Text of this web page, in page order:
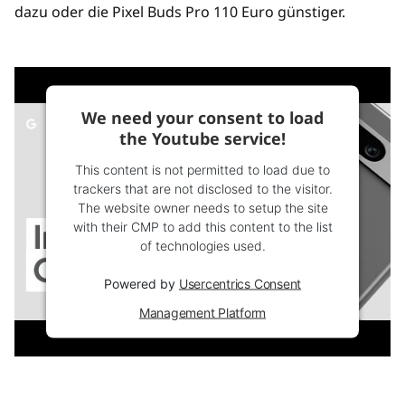
dazu oder die Pixel Buds Pro 110 Euro günstiger.
We need your consent to load
the Youtube service!
This content is not permitted to load due to
trackers that are not disclosed to the visitor.
The website owner needs to setup the site
with their CMP to add this content to the list
of technologies used.
Powered by Usercentrics Consent
Management Platform